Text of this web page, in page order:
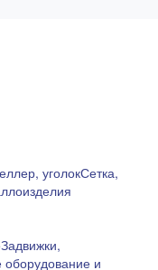
уголокСетка,
Задвижки,
и